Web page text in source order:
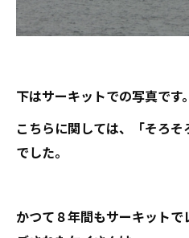
下はサーキットでの写真です。
こちらに関しては、「そろ
でした。
かつて８年間もサーキット